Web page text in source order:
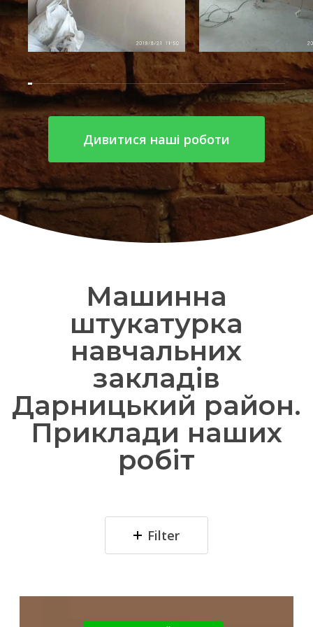
Дивитися наші роботи
Машинна
штукатурка
навчальних
закладів
Дарницький район.
Приклади наших
робіт
Filter
Французький